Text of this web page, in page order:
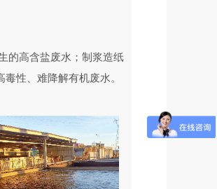
的高含盐废水；制浆造纸
性、难降解有机废水。